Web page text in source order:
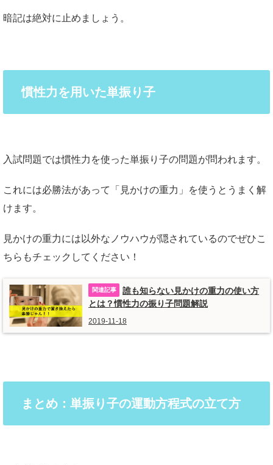
暗記は絶対に止めましょう。
慣性力を用いた単振り子
入試問題では慣性力を使った単振り子の問題が問われます。
これには必勝法があって「見かけの重力」を使うとうまく解
けます。
見かけの重力には以外なノウハウが隠されているのでぜひこ
ちらもチェックしてください！
誰も知らない見かけの重力の使い方
とは？慣性力の振り子問題解説
2019-11-18
まとめ：単振り子の運動方程式の立て方